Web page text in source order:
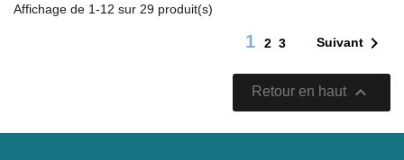
Affichage de 1-12 sur 29 produit(s)
1 2 3 Suivant 
Retour en haut 